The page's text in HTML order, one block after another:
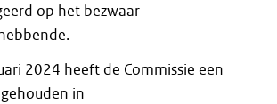
op het bezwaar
2024 heeft de Commissie een
in